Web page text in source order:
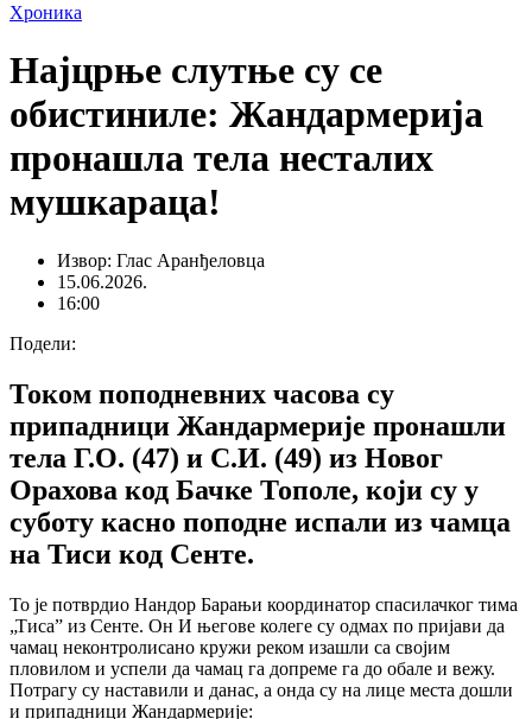
Хроника
Најцрње слутње су се
обистиниле: Жандармерија
пронашла тела несталих
мушкараца!
Извор: Глас Аранђеловца
15.06.2026.
16:00
Подели:
Током поподневних часова су
припадници Жандармерије пронашли
тела Г.О. (47) и С.И. (49) из Новог
Орахова код Бачке Тополе, који су у
суботу касно поподне испали из чамца
на Тиси код Сенте.
То је потврдио Нандор Барањи координатор спасилачког тима
„Тиса” из Сенте. Он И његове колеге су одмах по пријави да
чамац неконтролисано кружи реком изашли са својим
пловилом и успели да чамац га допреме га до обале и вежу.
Потрагу су наставили и данас, а онда су на лице места дошли
и припадници Жандармерије: